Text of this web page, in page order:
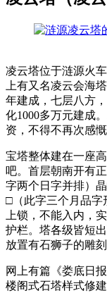
凌云塔位于涟源火
上有又名凌云会海
年建成，七层八方
化1000多万元建成
资，不得不再次感
宝塔整体建在一座
吧。首层朝南开有
字两个日字并排）
□（此字三个月品字
上锁，不能入内，
护栏。塔各级皆短
放置有石狮子的雕刻
网上有篇《娄底日
楼阁式石塔样式修